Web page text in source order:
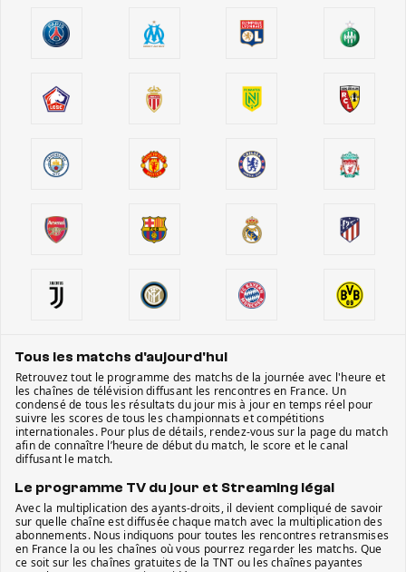
Tous les matchs d'aujourd'hui
Retrouvez tout le programme des matchs de la journée avec l'heure et
les chaînes de télévision diffusant les rencontres en France. Un
condensé de tous les résultats du jour mis à jour en temps réel pour
suivre les scores de tous les championnats et compétitions
internationales. Pour plus de détails, rendez-vous sur la page du match
afin de connaître l’heure de début du match, le score et le canal
diffusant le match.
Le programme TV du jour et Streaming légal
Avec la multiplication des ayants-droits, il devient compliqué de savoir
sur quelle chaîne est diffusée chaque match avec la multiplication des
abonnements. Nous indiquons pour toutes les rencontres retransmises
en France la ou les chaînes où vous pourrez regarder les matchs. Que
ce soit sur les chaînes gratuites de la TNT ou les chaînes payantes